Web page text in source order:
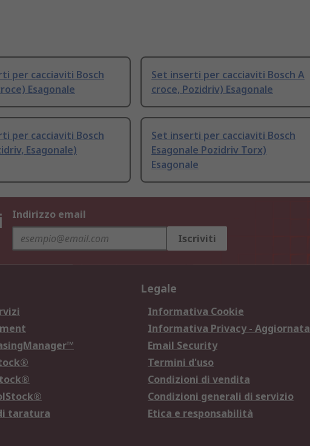
per cacciaviti Bosch
Esagonale
Set inserti per cacciaviti Bosch A
croce, Pozidriv) Esagonale
per cacciaviti Bosch
Esagonale)
Set inserti per cacciaviti Bosch
Esagonale Pozidriv Torx)
Esagonale
Indirizzo email
Iscriviti
taratura
Legale
Informativa Cookie
Informativa Privacy - Aggiornata
Email Security
Termini d'uso
Condizioni di vendita
Condizioni generali di servizio
Etica e responsabilità